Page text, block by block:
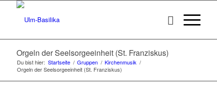
Orgeln der Seelsorgeeinheit (St. Franziskus)
Du bist hier: Startseite / Gruppen / Kirchenmusik /
Orgeln der Seelsorgeeinheit (St. Franziskus)